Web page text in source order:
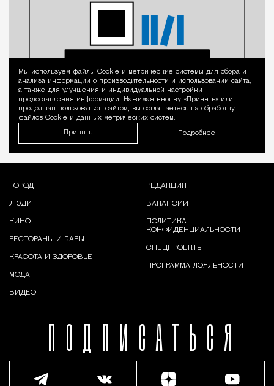
Уведомление
Мы используем файлы Сookie и метрические системы для сбора и
анализа информации о производительности и использовании сайта,
а также для улучшения и индивидуальной настройки
предоставления информации. Нажимая кнопку «Принять» или
продолжая пользоваться сайтом, вы соглашаетесь на обработку
файлов Cookie и данных метрических систем.
Принять Подробнее
ПОДПИСАТЬСЯ
ГОРОД
ЛЮДИ
КИНО
РЕСТОРАНЫ И БАРЫ
КРАСОТА И ЗДОРОВЬЕ
МОДА
ВИДЕО
РЕДАКЦИЯ
ВАКАНСИИ
ПОЛИТИКА
КОНФИДЕНЦИАЛЬНОСТИ
СПЕЦПРОЕКТЫ
ПРОГРАММА ЛОЯЛЬНОСТИ